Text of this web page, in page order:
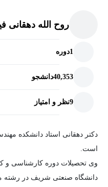
روح الله دهقانی
1دوره
40,353دانشجو
9نظر و امتیاز
دکتر دهقانی استاد دانشکده
است.
وی تحصیلات دوره کارشناسی و
دانشگاه صنعتی شریف در رشته